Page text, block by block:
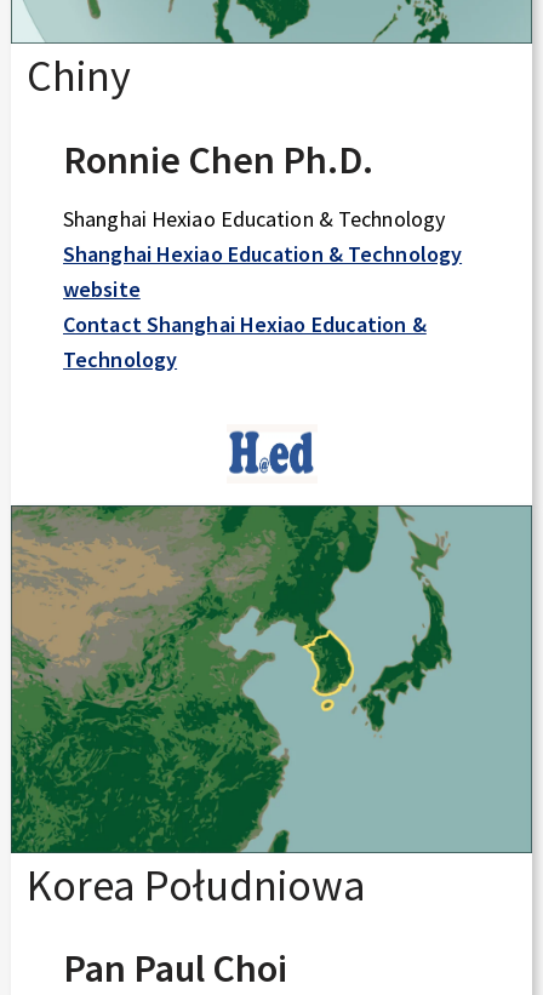
Chiny
Ronnie Chen Ph.D.
Shanghai Hexiao Education & Technology
Shanghai Hexiao Education & Technology
website
Contact Shanghai Hexiao Education &
Technology
Korea Południowa
Pan Paul Choi